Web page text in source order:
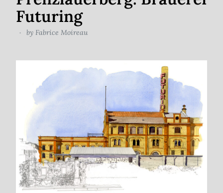
Futuring
by Fabrice Moireau